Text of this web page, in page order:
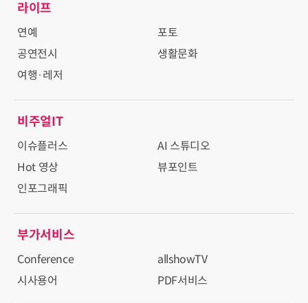
라이프
연예
포토
공연전시
생활문화
여행·레저
비주얼IT
이슈플러스
AI 스튜디오
Hot 영상
뷰포인트
인포그래픽
부가서비스
Conference
allshowTV
시사용어
PDF서비스